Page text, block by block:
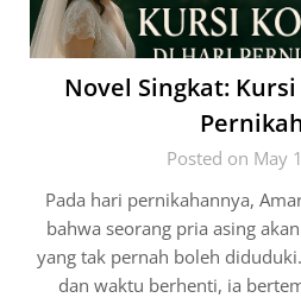
Novel Singkat:
Posted on May
Pada hari pernikahannya,
bahwa seorang pria asing
yang tak pernah boleh
dan waktu berhenti, ia